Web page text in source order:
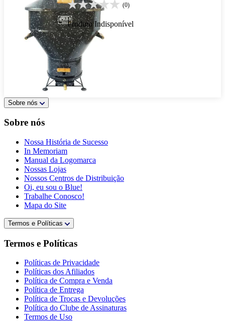
(0)
Produto Indisponível
Sobre nós
Sobre nós
Nossa História de Sucesso
In Memoriam
Manual da Logomarca
Nossas Lojas
Nossos Centros de Distribuição
Oi, eu sou o Blue!
Trabalhe Conosco!
Mapa do Site
Termos e Políticas
Termos e Políticas
Políticas de Privacidade
Políticas dos Afiliados
Política de Compra e Venda
Política de Entrega
Política de Trocas e Devoluções
Política do Clube de Assinaturas
Termos de Uso